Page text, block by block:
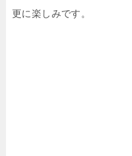
更に楽しみです。